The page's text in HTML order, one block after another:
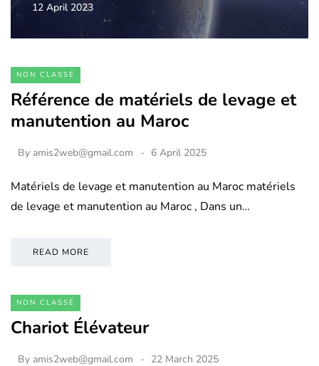
12 April 2023
NON CLASSÉ
Référence de matériels de levage et
manutention au Maroc
By amis2web@gmail.com 6 April 2025
Matériels de levage et manutention au Maroc matériels
de levage et manutention au Maroc , Dans un…
READ MORE
NON CLASSÉ
Chariot Élévateur
By amis2web@gmail.com 22 March 2025